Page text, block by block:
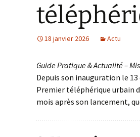
18 janvier 2026 Actu
Guide Pratique & Actualité –
Depuis son inauguration le
Premier téléphérique urbain
mois après son lancement,